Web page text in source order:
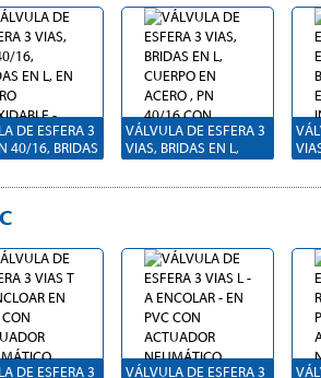
DE ESFERA 3
LATÓN
A
, PN40, CON
DOBLE
DE ESFERA 3
40/16, BRIDAS
- CON
DOBLE
VÁLVULA DE ESFERA 3
VIAS, BRIDAS EN L,
40/16 CON ACTUADOR
DE ESFERA 4
ACERO - PN
BRIDAS-
DOBLE
DE ESFERA 3 VÁLVULA DE ESFERA 3